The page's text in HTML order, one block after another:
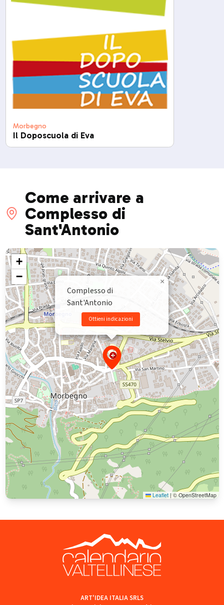
Morbegno
Il Doposcuola di Eva
Come arrivare a
Complesso di
Sant'Antonio
Complesso di
Sant'Antonio
Ottieni indicazioni
×
+
−
Leaflet |© OpenStreetMap
ART'IDEA ITALIA SRLS